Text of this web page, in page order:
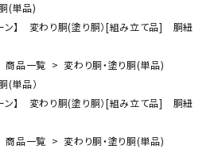
(単品)
ン】 変わり胴(塗り胴）[組み立て品] 胴紐
商品一覧
変わり胴・塗り胴(単品)
(単品）
ン】 変わり胴(塗り胴）[組み立て品] 胴紐
商品一覧
変わり胴・塗り胴(単品)